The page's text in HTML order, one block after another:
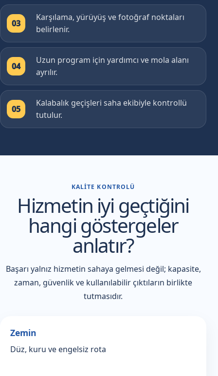
03
Karşılama, yürüyüş ve fotoğraf noktaları
belirlenir.
04
Uzun program için yardımcı ve mola alanı
ayrılır.
05
Kalabalık geçişleri saha ekibiyle kontrollü
tutulur.
KALITE KONTROLÜ
Hizmetin iyi geçtiğini
hangi göstergeler
anlatır?
Başarı yalnız hizmetin sahaya gelmesi değil; kapasite,
zaman, güvenlik ve kullanılabilir çıktıların birlikte
tutmasıdır.
Zemin
Düz, kuru ve engelsiz rota